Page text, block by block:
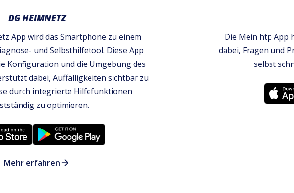
DG HEIMNETZ
App wird das Smartphone zu einem
und Selbsthilfetool. Diese App
Konfiguration und die Umgebung des
dabei, Auffälligkeiten sichtbar zu
durch integrierte Hilfefunktionen
zu optimieren.
Mehr erfahren
Die Mein htp App
dabei, Fragen und
selbst